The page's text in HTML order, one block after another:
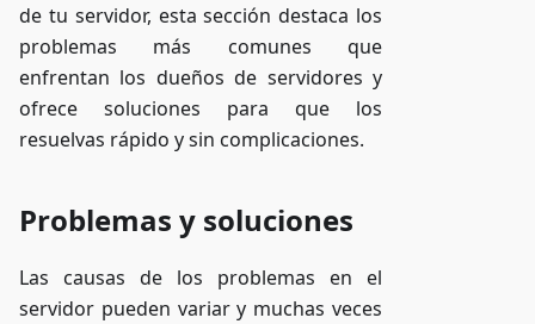
de tu servidor, esta sección destaca los
problemas más comunes que
enfrentan los dueños de servidores y
ofrece soluciones para que los
resuelvas rápido y sin complicaciones.
Problemas y soluciones
Las causas de los problemas en el
servidor pueden variar y muchas veces